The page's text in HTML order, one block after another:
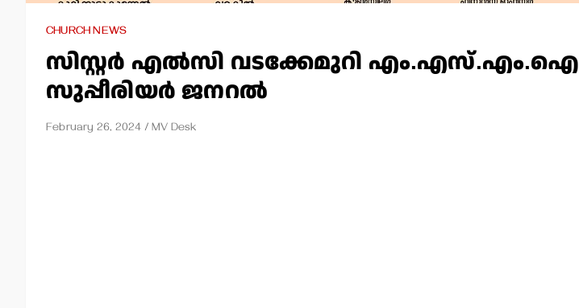
CHURCH NEWS
സിസ്റ്റര്‍ എല്‍സി വടക്കേമുറി എം.എസ്.എം.ഐ
സുപ്പീരിയര്‍ ജനറല്‍
February 26, 2024 MV Desk